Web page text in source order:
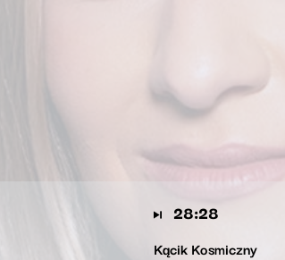
28:28
Kącik Kosmiczny